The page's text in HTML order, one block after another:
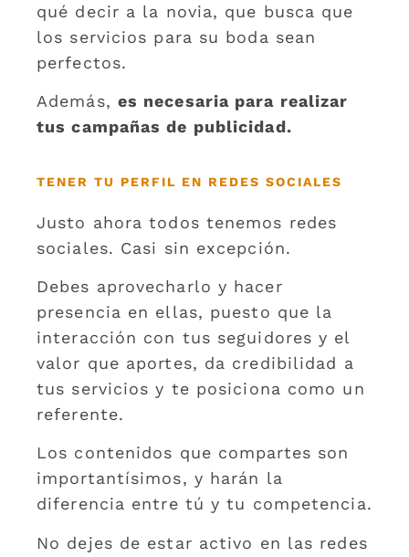
qué decir a la novia, que busca que
los servicios para su boda sean
perfectos.
Además, es necesaria para realizar
tus campañas de publicidad.
TENER TU PERFIL EN REDES SOCIALES
Justo ahora todos tenemos redes
sociales. Casi sin excepción.
Debes aprovecharlo y hacer
presencia en ellas, puesto que la
interacción con tus seguidores y el
valor que aportes, da credibilidad a
tus servicios y te posiciona como un
referente.
Los contenidos que compartes son
importantísimos, y harán la
diferencia entre tú y tu competencia.
No dejes de estar activo en las redes